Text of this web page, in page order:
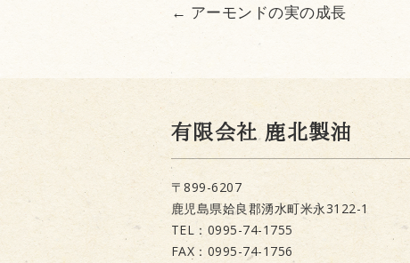
← アーモンドの実の成長
有限会社 鹿北製油
〒899-6207
鹿児島県姶良郡湧水町米永3122-1
TEL：0995-74-1755
FAX：0995-74-1756